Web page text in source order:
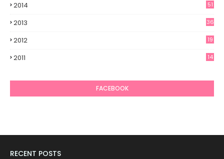
2014 51
2013 36
2012
19
2011
14
FACEBOOK
RECENT POSTS